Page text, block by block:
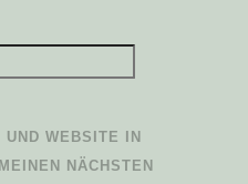
WEBSITE IN
NÄCHSTEN